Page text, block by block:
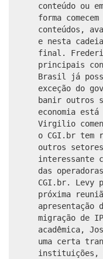
conteúdo ou
forma
conteúdos,
e nesta
final.
principais
Brasil já
exceção do
banir outros
economia
Virgilio
o CGI.br tem
outros
interessante
das
CGI.br. Levy
próxima
apresentação
migração de
acadêmica,
uma certa
instituições,